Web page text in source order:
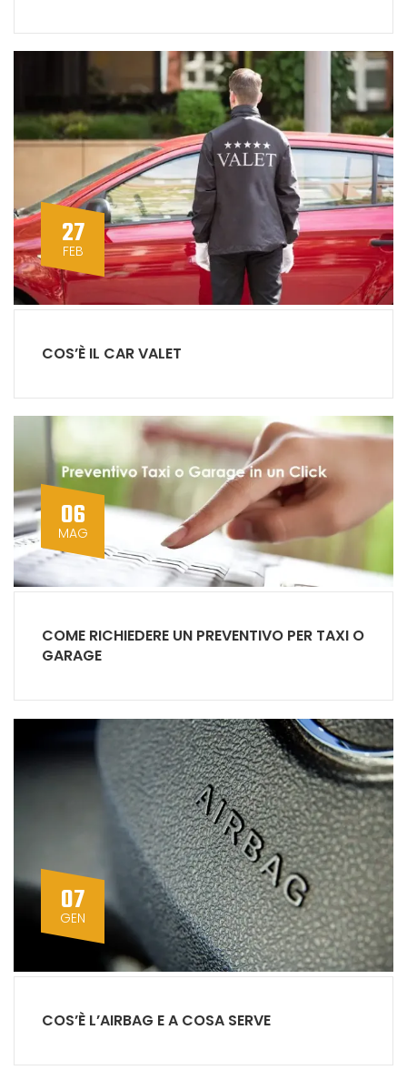
27
FEB
COS’È IL CAR VALET
06
MAG
COME RICHIEDERE UN PREVENTIVO PER TAXI O
GARAGE
07
GEN
COS’È L’AIRBAG E A COSA SERVE